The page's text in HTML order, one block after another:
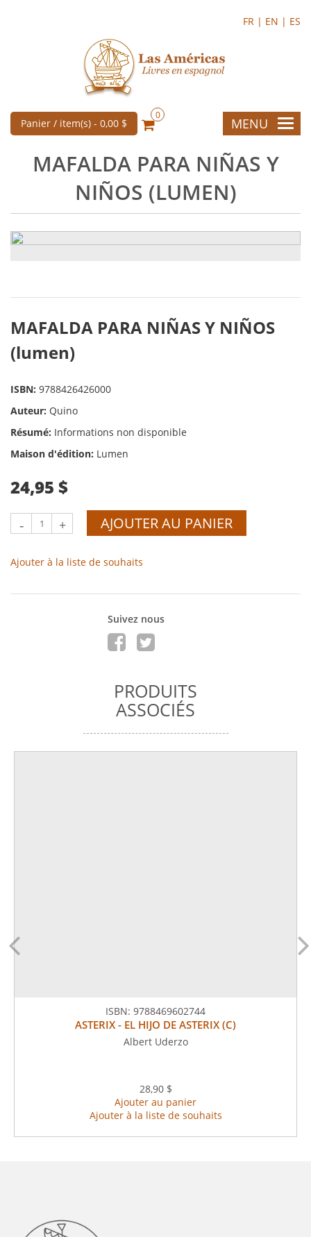
FR | EN | ES
Panier / item(s) - 0,00 $
0
MENU
MAFALDA PARA NIÑAS Y
NIÑOS (LUMEN)
MAFALDA PARA NIÑAS Y NIÑOS
(lumen)
ISBN: 9788426426000
Auteur: Quino
Résumé: Informations non disponible
Maison d'édition: Lumen
24,95 $
- + AJOUTER AU PANIER
Ajouter à la liste de souhaits
Suivez nous
PRODUITS
ASSOCIÉS
ISBN: 9788469602744
ASTERIX - EL HIJO DE ASTERIX (C)
Albert Uderzo
28,90 $
Ajouter au panier
Ajouter à la liste de souhaits